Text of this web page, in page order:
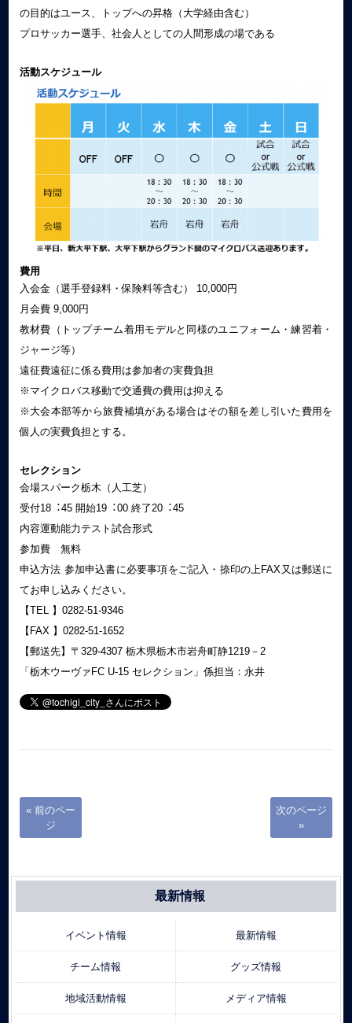
の目的はユース、トップへの昇格（大学経由含む）
プロサッカー選⼿、社会人としての人間形成の場である
活動スケジュール
費用
⼊会⾦（選手登録料・保険料等含む） 10,000円
月会費 9,000円
教材費（トップチーム着用モデルと同様のユニフォーム・練習着・
ジャージ等）
遠征費遠征に係る費用は参加者の実費負担
※マイクロバス移動で交通費の費用は抑える
※⼤会本部等から旅費補填がある場合はその額を差し引いた費用を
個人の実費負担とする。
セレクション
会場スパーク栃木（人工芝）
受付18︓45 開始19︓00 終了20︓45
内容運動能⼒テスト試合形式
参加費 無料
申込方法 参加申込書に必要事項をご記⼊・捺印の上FAX又は郵送に
てお申し込みください。
【TEL 】0282-51-9346
【FAX 】0282-51-1652
【郵送先】〒329-4307 栃木県栃木市岩舟町静1219－2
「栃木ウーヴァFC U-15 セレクション」係担当：永井
« 前のペー
ジ
次のページ
»
最新情報
イベント情報 最新情報
チーム情報 グッズ情報
地域活動情報 メディア情報